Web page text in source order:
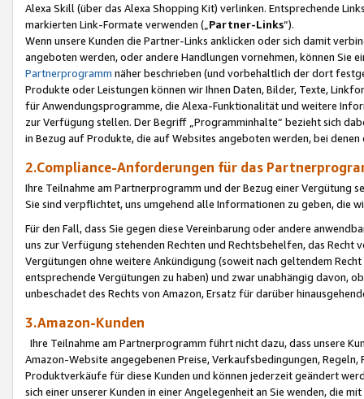
Alexa Skill (über das Alexa Shopping Kit) verlinken. Entsprechende
markierten Link-Formate verwenden („ Partner-Links“).
Wenn unsere Kunden die Partner-Links anklicken oder sich damit
angeboten werden, oder andere Handlungen vornehmen, können Sie
Partnerprogramm näher beschrieben (und vorbehaltlich der dort
Produkte oder Leistungen können wir Ihnen Daten, Bilder, Texte,
für Anwendungsprogramme, die Alexa-Funktionalität und weitere
zur Verfügung stellen. Der Begriff „Programminhalte“ bezieht sich
in Bezug auf Produkte, die auf Websites angeboten werden, bei
2.Compliance-Anforderungen für das
Ihre Teilnahme am Partnerprogramm und der Bezug einer Vergütung
Sie sind verpflichtet, uns umgehend alle Informationen zu geben, die
Für den Fall, dass Sie gegen diese Vereinbarung oder andere
uns zur Verfügung stehenden Rechten und Rechtsbehelfen, das
Vergütungen ohne weitere Ankündigung (soweit nach geltendem
entsprechende Vergütungen zu haben) und zwar unabhängig davon,
unbeschadet des Rechts von Amazon, Ersatz für darüber
3.Amazon-Kunden
Ihre Teilnahme am Partnerprogramm führt nicht dazu, dass unsere
Amazon-Website angegebenen Preise, Verkaufsbedingungen,
Produktverkäufe für diese Kunden und können jederzeit geändert
sich einer unserer Kunden in einer Angelegenheit an Sie wenden, die